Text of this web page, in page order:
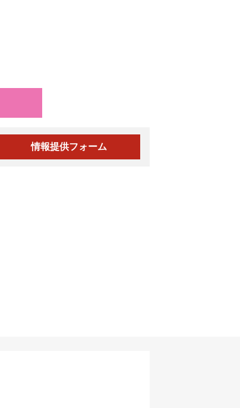
情報提供フォーム